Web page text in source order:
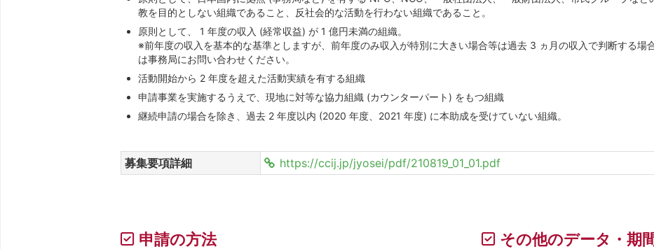
教を目的としない組織であること、反社会的な活動を行わない組織であること。
原則として、 1 年度の収入 (経常収益) が 1 億円未満の組織。
※前年度の収入を基本的な基準としますが、前年度のみ収入が特別に大きい場合等は過去 3 ヵ月の収入で判断する場
は事務局にお問い合わせください。
活動開始から 2 年度を超えた活動実績を有する組織
申請事業を実施するうえで、現地に対等な協力組織 (カウンターパート) をもつ組織
継続申請の場合を除き、過去 2 年度以内 (2020 年度、2021 年度) に本助成を受けていない組織。
募集要項詳細 https://ccij.jp/jyosei/pdf/210819_01_01.pdf
申請の方法 その他のデータ・期